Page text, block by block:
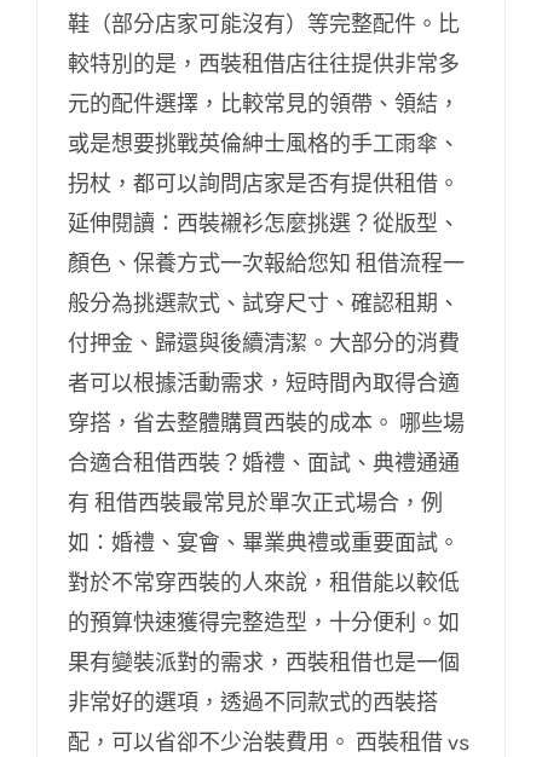
鞋（部分店家可能沒有）等完整配件。比
較特別的是，西裝租借店往往提供非常多
元的配件選擇，比較常見的領帶、領結，
或是想要挑戰英倫紳士風格的手工雨傘、
拐杖，都可以詢問店家是否有提供租借。
延伸閱讀：西裝襯衫怎麼挑選？從版型、
顏色、保養方式一次報給您知 租借流程一
般分為挑選款式、試穿尺寸、確認租期、
付押金、歸還與後續清潔。大部分的消費
者可以根據活動需求，短時間內取得合適
穿搭，省去整體購買西裝的成本。 哪些場
合適合租借西裝？婚禮、面試、典禮通通
有 租借西裝最常見於單次正式場合，例
如：婚禮、宴會、畢業典禮或重要面試。
對於不常穿西裝的人來說，租借能以較低
的預算快速獲得完整造型，十分便利。如
果有變裝派對的需求，西裝租借也是一個
非常好的選項，透過不同款式的西裝搭
配，可以省卻不少治裝費用。 西裝租借 vs